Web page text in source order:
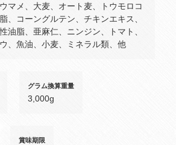
マメ、大麦、オート麦、トウモロコ
、コーングルテン、チキンエキス、
油脂、亜麻仁、ニンジン、トマト、
、魚油、小麦、ミネラル類、他
グラム換算重量
3,000g
賞味期限